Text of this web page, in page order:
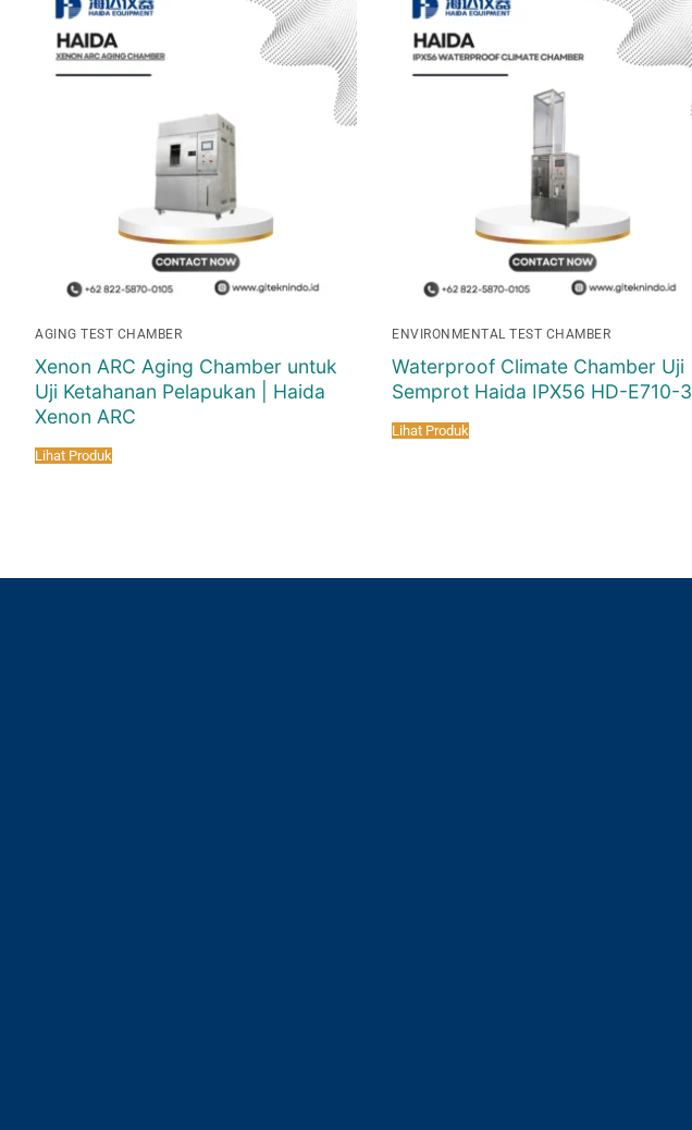
AGING TEST CHAMBER
Xenon ARC Aging Chamber untuk
Uji Ketahanan Pelapukan | Haida
Xenon ARC
Lihat Produk
ENVIRONMENTAL TEST CHAMBER
Waterproof Climate Chamber Uji
Semprot Haida IPX56 HD-E710-3
Lihat Produk